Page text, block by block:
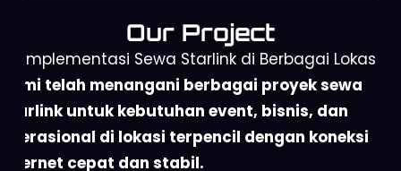
Our Project
Implementasi Sewa Starlink di Berbagai Lokasi
Kami telah menangani berbagai proyek sewa
Starlink untuk kebutuhan event, bisnis, dan
operasional di lokasi terpencil dengan koneksi
internet cepat dan stabil.